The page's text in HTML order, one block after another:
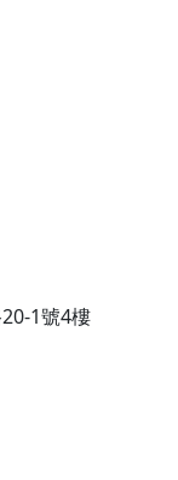
1號4樓